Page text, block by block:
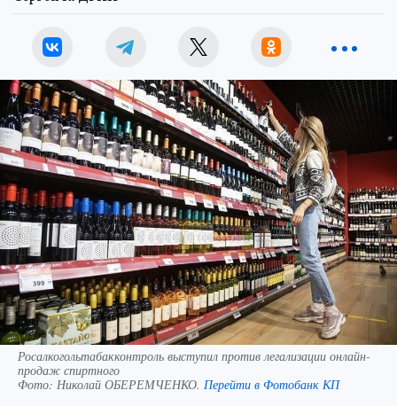
Росалкогольтабакконтроль выступил против легализации онлайн-
продаж спиртного
Фото: Николай ОБЕРЕМЧЕНКО. Перейти в Фотобанк КП